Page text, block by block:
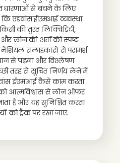
धारणाओं से बचने के लिए
एडवांस ईएमआई व्यवस्था
की तुरंत लिक्विडिटी,
लोन की शर्तों की स्पष्ट
सलाहकारों से परामर्श
से पढ़ना और विश्लेषण
तरह से सूचित निर्णय लेने में
ईएमआई कैसे काम करता
आत्मविश्वास से लोन ऑफर
है और यह सुनिश्चित करता
को ट्रैक पर रखा जाए.